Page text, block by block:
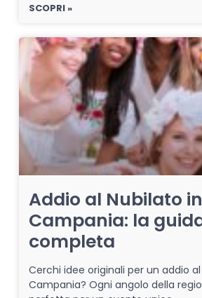
SCOPRI »
Addio al Nubilato in
Campania: la
completa
Cerchi idee originali per un addio
Campania? Ogni angolo della